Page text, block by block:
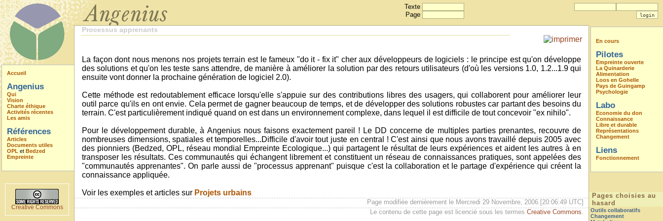
Texte
Page
Accueil
Angenius
Qui
Vision
Charte éthique
Activités récentes
Les amis
Références
Articles
Documents utiles
OPL et Bedzed
Empreinte
Creative Commons
Processus apprenants
La façon dont nous menons nos projets terrain est le fameux "do it - fix it" cher aux développeurs de logiciels : le principe est qu'on développe
des solutions et qu'on les teste sans attendre, de manière à améliorer la solution par des retours utilisateurs (d'où les versions 1.0, 1.2...1.9 qui
ensuite vont donner la prochaine génération de logiciel 2.0).
Cette méthode est redoutablement efficace lorsqu'elle s'appuie sur des contributions libres des usagers, qui collaborent pour améliorer leur
outil parce qu'ils en ont envie. Cela permet de gagner beaucoup de temps, et de développer des solutions robustes car partant des besoins du
terrain. C'est particulièrement indiqué quand on est dans un environnement complexe, dans lequel il est difficile de tout concevoir "ex nihilo".
Pour le développement durable, à Angenius nous faisons exactement pareil ! Le DD concerne de multiples parties prenantes, recouvre de
nombreuses dimensions, spatiales et temporelles...Difficile d'avoir tout juste en central ! C'est ainsi que nous avons travaillé depuis 2005 avec
des pionniers (Bedzed, OPL, réseau mondial Empreinte Ecologique...) qui partagent le résultat de leurs expériences et aident les autres à en
transposer les résultats. Ces communautés qui échangent librement et constituent un réseau de connaissances pratiques, sont appelées des
"communautés apprenantes". On parle aussi de "processus apprenant" puisque c'est la collaboration et le partage d'expérience qui créent la
connaissance appliquée.
Voir les exemples et articles sur Projets urbains
Page modifiée dernièrement le Mercredi 29 Novembre, 2006 [20:06:49 UTC]
Le contenu de cette page est licencié sous les termes Creative Commons.
En cours
Pilotes
Empreinte ouverte
La Quinarderie
Alimentation
Loos en Gohelle
Pays de Guingamp
Psychologie
Labo
Economie du don
Connaissance
Libre et durable
Représentations
Changement
Liens
Fonctionnement
Pages choisies au
hasard
Outils collaboratifs
Changement